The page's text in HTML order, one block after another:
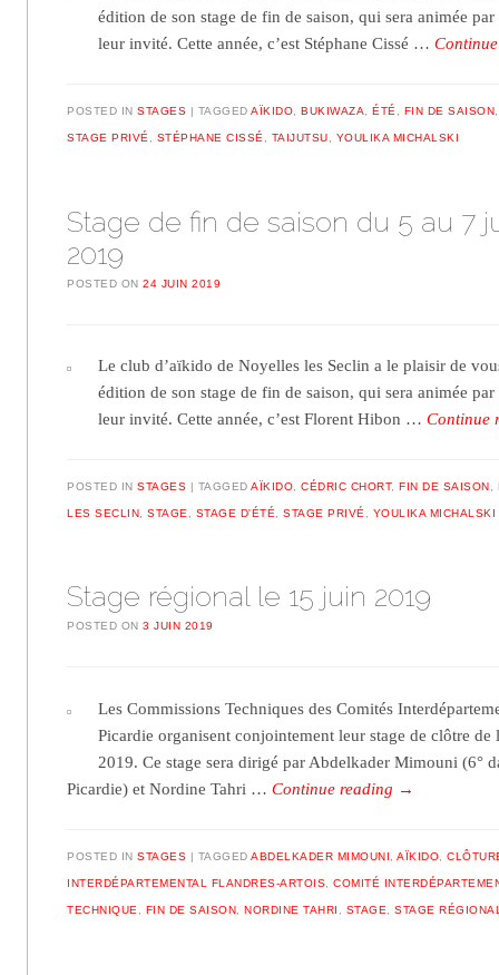
édition de son stage de fin de saison, qui sera animée
leur invité. Cette année, c’est Stéphane Cissé …
POSTED INSTAGES TAGGEDAÏKIDO ,BUKIWAZA ,ÉTÉ FIN DE SAISON
STAGE PRIVÉ STÉPHANE CISSÉ TAIJUTSU YOULIKA MICHALSKI
Stage de fin de saison du 5 au 7
2019
POSTED ON24 JUIN 2019
Le club d’aïkido de Noyelles les Seclin a le plaisir de
édition de son stage de fin de saison, qui sera animée
leur invité. Cette année, c’est Florent Hibon …Continue
POSTED INSTAGES TAGGEDAÏKIDO ,CÉDRIC CHORT,FIN DE SAISON
LES SECLIN ,STAGE STAGE D'ÉTÉ ,STAGE PRIVÉ YOULIKA MICHALSKI
Stage régional le 15 juin 2019
POSTED ON3 JUIN 2019
Les Commissions Techniques des Comités
Picardie organisent conjointement leur stage de clôtre
2019. Ce stage sera dirigé par Abdelkader Mimouni (6°
Picardie) et Nordine Tahri …Continue reading →
POSTED INSTAGES TAGGEDABDELKADER MIMOUNI ,AÏKIDO ,
INTERDÉPARTEMENTAL FLANDRES-ARTOIS ,COMITÉ
TECHNIQUE FIN DE SAISON ,NORDINE TAHRI STAGE ,STAGE